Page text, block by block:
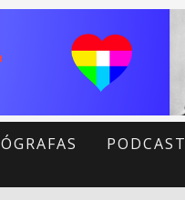
PODCAST